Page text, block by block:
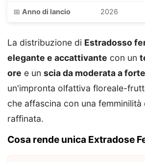
📅 Anno di lancio 2026
La distribuzione di Estradosso
elegante e accattivante con un
ore e un scia da moderata a forte
un'impronta olfattiva floreale-
che affascina con una
raffinata.
Cosa rende unica Extradose